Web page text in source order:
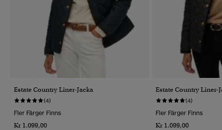
Estate Country Liner-Jacka
(4)
Fler Färger Finns
Kr 1.099,00
Estate Country Liner-
(4)
Fler Färger Finns
Kr 1.099,00